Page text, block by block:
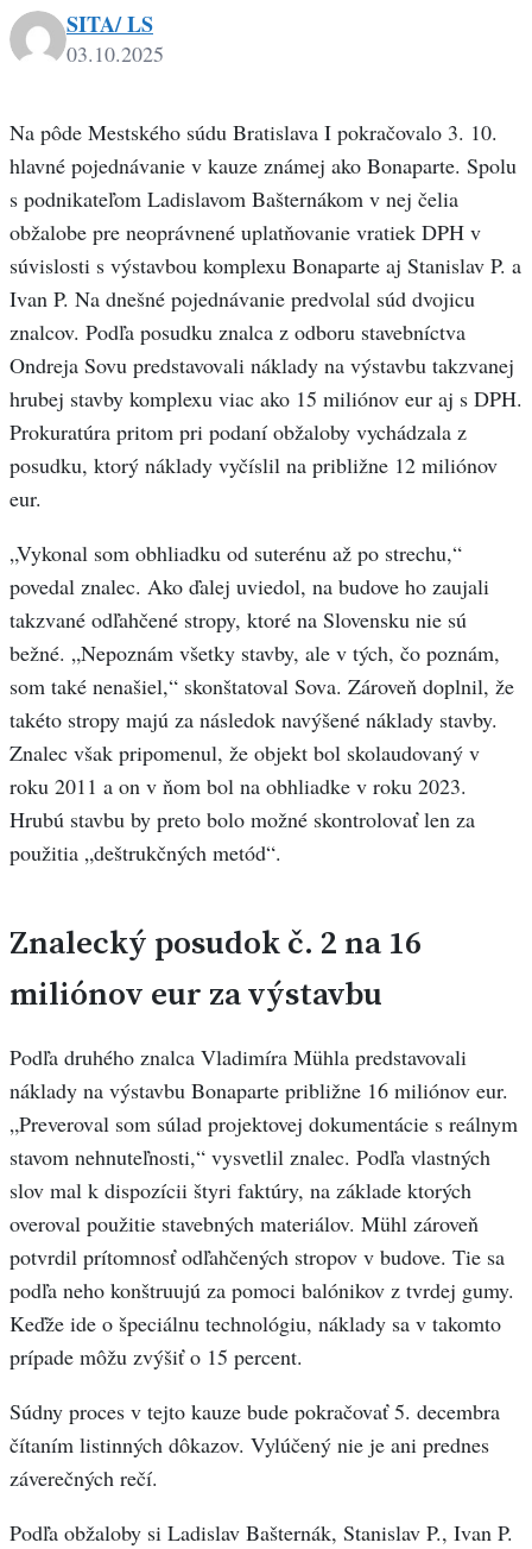
SITA/ LS
03.10.2025
Na pôde Mestského súdu Bratislava I pokračovalo 3. 10.
hlavné pojednávanie v kauze známej ako Bonaparte. Spolu
s podnikateľom Ladislavom Bašternákom v nej čelia
obžalobe pre neoprávnené uplatňovanie vratiek DPH v
súvislosti s výstavbou komplexu Bonaparte aj Stanislav P. a
Ivan P. Na dnešné pojednávanie predvolal súd dvojicu
znalcov. Podľa posudku znalca z odboru stavebníctva
Ondreja Sovu predstavovali náklady na výstavbu takzvanej
hrubej stavby komplexu viac ako 15 miliónov eur aj s DPH.
Prokuratúra pritom pri podaní obžaloby vychádzala z
posudku, ktorý náklady vyčíslil na približne 12 miliónov
eur.
„Vykonal som obhliadku od suterénu až po strechu,“
povedal znalec. Ako ďalej uviedol, na budove ho zaujali
takzvané odľahčené stropy, ktoré na Slovensku nie sú
bežné. „Nepoznám všetky stavby, ale v tých, čo poznám,
som také nenašiel,“ skonštatoval Sova. Zároveň doplnil, že
takéto stropy majú za následok navýšené náklady stavby.
Znalec však pripomenul, že objekt bol skolaudovaný v
roku 2011 a on v ňom bol na obhliadke v roku 2023.
Hrubú stavbu by preto bolo možné skontrolovať len za
použitia „deštrukčných metód“.
Znalecký posudok č. 2 na 16
miliónov eur za výstavbu
Podľa druhého znalca Vladimíra Mühla predstavovali
náklady na výstavbu Bonaparte približne 16 miliónov eur.
„Preveroval som súlad projektovej dokumentácie s reálnym
stavom nehnuteľnosti,“ vysvetlil znalec. Podľa vlastných
slov mal k dispozícii štyri faktúry, na základe ktorých
overoval použitie stavebných materiálov. Mühl zároveň
potvrdil prítomnosť odľahčených stropov v budove. Tie sa
podľa neho konštruujú za pomoci balónikov z tvrdej gumy.
Keďže ide o špeciálnu technológiu, náklady sa v takomto
prípade môžu zvýšiť o 15 percent.
Súdny proces v tejto kauze bude pokračovať 5. decembra
čítaním listinných dôkazov. Vylúčený nie je ani prednes
záverečných rečí.
Podľa obžaloby si Ladislav Bašternák, Stanislav P., Ivan P.